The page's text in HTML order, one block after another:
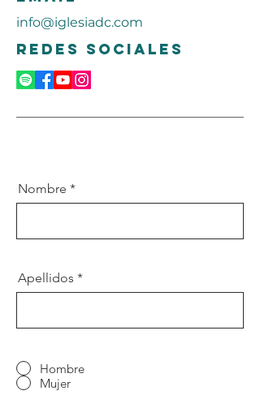
info@iglesiadc.com
Redes sociales
Nombre
Apellidos
Hombre
Mujer